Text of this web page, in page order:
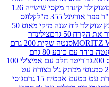
שוקולד קינדר מקסי שישייה 126
מ"ל
קלוגס
גונץ שוקולד לוח שנה מיקי מאוס 50
צילינדר
סנטה שקית 200 גרם
סנטה בודד עם כובע 80 גרם
ריטר חלב עם אמיצ'לי 100
ג'ל בצורת עט
15 גרם
גוסי